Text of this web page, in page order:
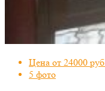
Цена от 24000 руб.
5 фото